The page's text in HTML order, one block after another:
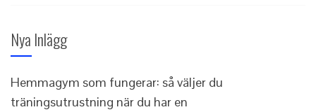
Nya Inlägg
Hemmagym som fungerar: så väljer du
träningsutrustning när du har en